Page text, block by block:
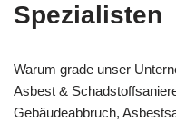
Spezialisten
Warum grade unser
Asbest &
Gebäudeabbruch,